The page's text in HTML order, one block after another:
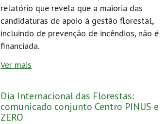
relatório que revela que a maioria das
candidaturas de apoio à gestão florestal,
incluindo de prevenção de incêndios, não é
financiada.
Ver mais
Dia Internacional das Florestas:
comunicado conjunto Centro PINUS e
ZERO